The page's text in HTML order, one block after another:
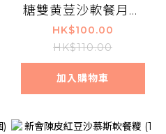
糖雙黄荳沙軟餐月餅
禮盒兩件裝
HK$100.00
HK$110.00
加入購物車